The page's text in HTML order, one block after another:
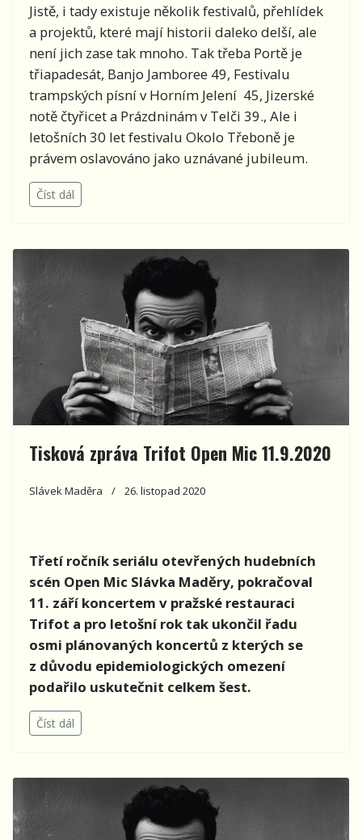
Jistě, i tady existuje několik festivalů, přehlídek
a projektů, které mají historii daleko delší, ale
není jich zase tak mnoho. Tak třeba Portě je
třiapadesát, Banjo Jamboree 49, Festivalu
trampských písní v Horním Jelení 45, Jizerské
notě čtyřicet a Prázdninám v Telči 39., Ale i
letošních 30 let festivalu Okolo Třeboně je
právem oslavováno jako uznávané jubileum.
Číst dál
Tisková zpráva Trifot Open Mic 11.9.2020
Slávek Maděra 26. listopad 2020
Třetí ročník seriálu otevřených hudebních
scén Open Mic Slávka Maděry, pokračoval
11. září koncertem v pražské restauraci
Trifot a pro letošní rok tak ukončil řadu
osmi plánovaných koncertů z kterých se
z důvodu epidemiologických omezení
podařilo uskutečnit celkem šest.
Číst dál